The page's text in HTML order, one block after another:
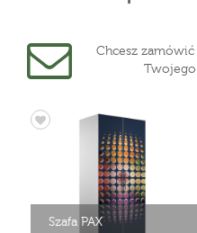
Chcesz
Twojego
Szafa PAX